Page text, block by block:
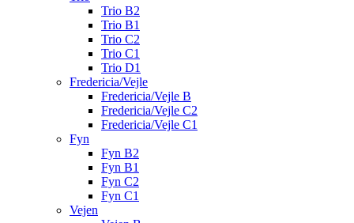
Trio B2
Trio B1
Trio C2
Trio C1
Trio D1
Fredericia/Vejle
Fredericia/Vejle B
Fredericia/Vejle C2
Fredericia/Vejle C1
Fyn
Fyn B2
Fyn B1
Fyn C2
Fyn C1
Vejen